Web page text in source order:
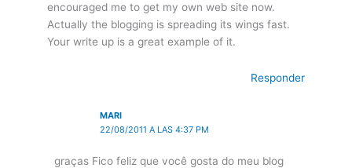
encouraged me to get my own web site now.
Actually the blogging is spreading its wings fast.
Your write up is a great example of it.
Responder
MARI
22/08/2011 A LAS 4:37 PM
graças Fico feliz que você gosta do meu blog